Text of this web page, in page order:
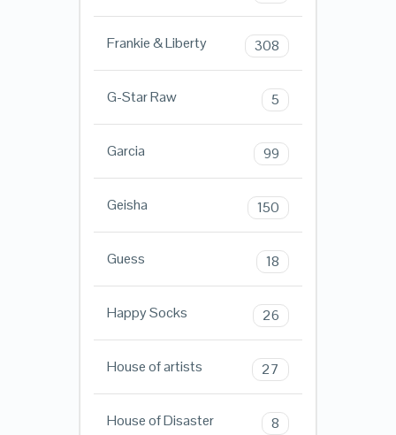
Frankie & Liberty 308
G-Star Raw 5
Garcia 99
Geisha 150
Guess 18
Happy Socks 26
House of artists 27
House of Disaster 8